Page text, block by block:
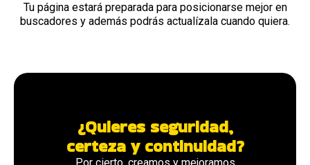
Tu página estará preparada para posicionarse mejor en
buscadores y además podrás actualízala cuando quiera.
¿Quieres seguridad,
certeza y continuidad?